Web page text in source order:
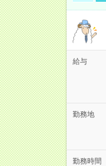
給与
勤務地
勤務時間